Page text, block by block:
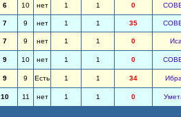
6 10 нет 1 1 0
7 9 нет 1 1 35
7 9 нет 1 1 0
9 10 нет 1 1 0
9 9 Есть 1 1 34
10 11 нет 1 1 0